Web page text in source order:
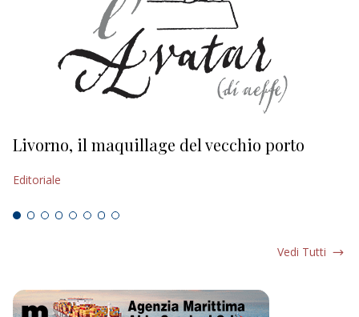
Livorno, il maquillage del vecchio porto
Editoriale
Vedi Tutti